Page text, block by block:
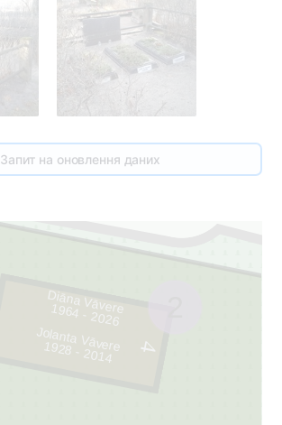
Запит на оновлення даних
4
Diāna Vāvere
1964 - 2026
Jolanta Vāvere
1928 - 2014